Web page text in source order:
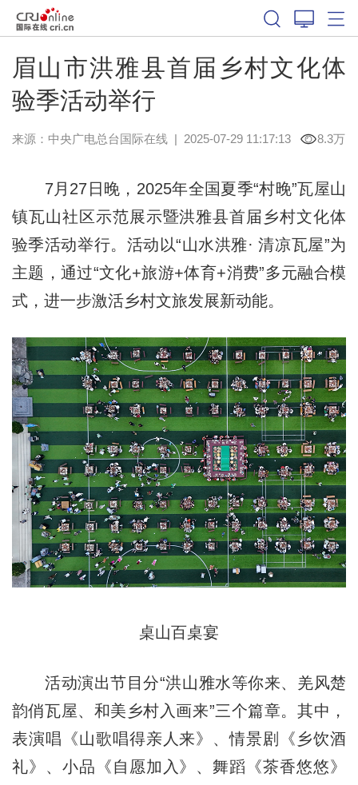
眉山市洪雅县首届乡村文化体
验季活动举行
来源：中央广电总台国际在线| 2025-07-29 11:17:13 8.3万
7月27日晚，2025年全国夏季“村晚”瓦屋山
镇瓦山社区示范展示暨洪雅县首届乡村文化体
验季活动举行。活动以“山水洪雅· 清凉瓦屋”为
主题，通过“文化+旅游+体育+消费”多元融合模
式，进一步激活乡村文旅发展新动能。
桌山百桌宴
活动演出节目分“洪山雅水等你来、羌风楚
韵俏瓦屋、和美乡村入画来”三个篇章。其中，
表演唱《山歌唱得亲人来》、情景剧《乡饮酒
礼》、小品《自愿加入》、舞蹈《茶香悠悠》